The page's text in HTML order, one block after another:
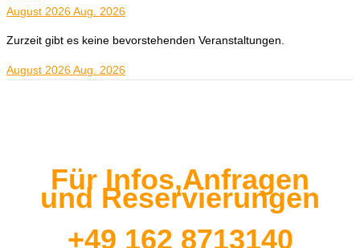
August 2026 Aug. 2026
Zurzeit gibt es keine bevorstehenden Veranstaltungen.
August 2026 Aug. 2026
Für Infos,Anfragen
und Reservierungen
+49 162 8713140